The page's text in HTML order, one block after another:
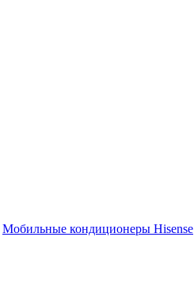
Мобильные кондиционеры Hisense